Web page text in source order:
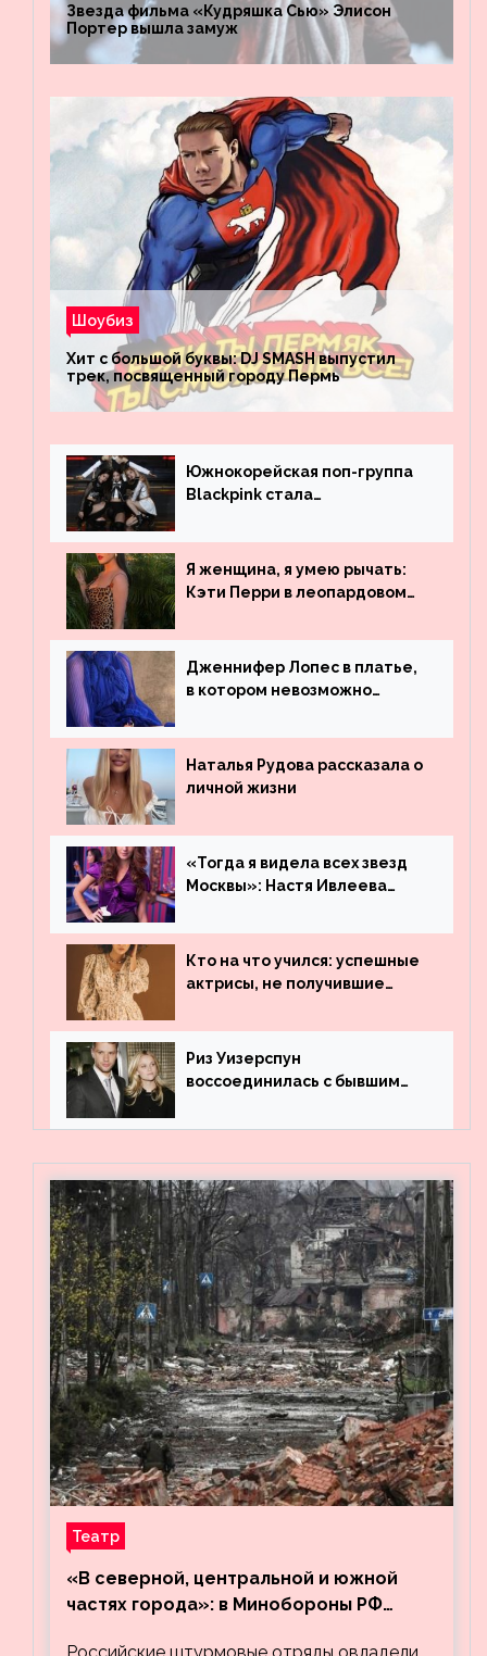
Звезда фильма «Кудряшка Сью» Элисон
Портер вышла замуж
Шоубиз
Хит с большой буквы: DJ SMASH выпустил
трек, посвященный городу Пермь
Южнокорейская поп-группа
Blackpink стала
просмотрам на YouTube. Они
обогнали даже Джастина
Бибера
Я женщина, я умею рычать:
Кэти Перри в леопардовом
Дженнифер Лопес в платье,
в котором невозможно
Наталья Рудова рассказала о
личной жизни
«Тогда я видела всех звезд
Москвы»: Настя Ивлеева
популярности и выложила
архивные фото
Кто на что учился: успешные
актрисы, не получившие
Риз Уизерспун
воссоединилась с бывшим
Театр
«В северной, центральной и южной
частях города»: в Минобороны РФ